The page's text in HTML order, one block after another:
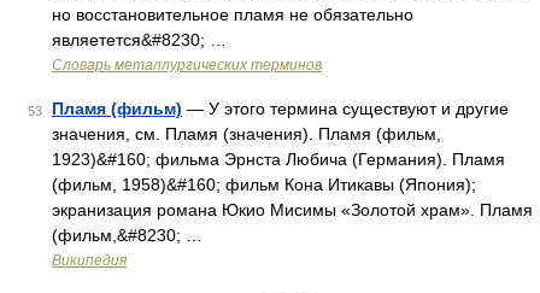
но восстановительное пламя не обязательно
являетется&#8230; …
Словарь металлургических терминов
53 Пламя (фильм) — У этого термина существуют и другие
значения, см. Пламя (значения). Пламя (фильм,
1923)&#160; фильма Эрнста Любича (Германия). Пламя
(фильм, 1958)&#160; фильм Кона Итикавы (Япония);
экранизация романа Юкио Мисимы «Золотой храм». Пламя
(фильм,&#8230; …
Википедия